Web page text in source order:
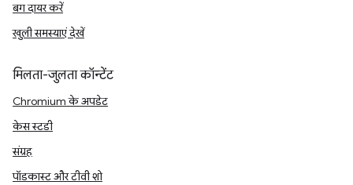
बग दायर करें
खुली समस्याएं देखें
मिलता-जुलता कॉन्टेंट
Chromium के अपडेट
केस स्टडी
संग्रह
पॉडकास्ट और टीवी शो